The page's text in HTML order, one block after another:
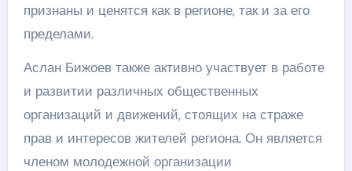
признаны и ценятся как в регионе, так и за его
пределами.
Аслан Бижоев также активно участвует в работе
и развитии различных общественных
организаций и движений, стоящих на страже
прав и интересов жителей региона. Он является
членом молодежной организации